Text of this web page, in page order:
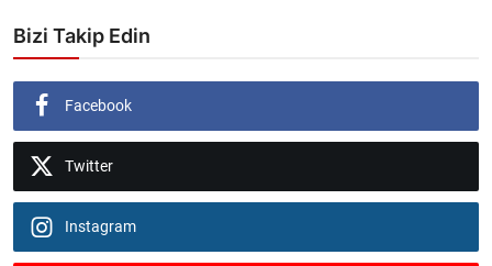
Bizi Takip Edin
Facebook
Twitter
Instagram